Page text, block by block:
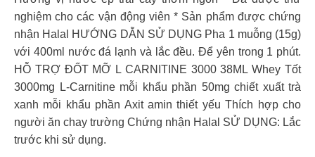
nghiệm cho các vận động viên * Sản phẩm được chứng
nhận Halal HƯỚNG DẪN SỬ DỤNG Pha 1 muỗng (15g)
với 400ml nước đá lạnh và lắc đều. Để yên trong 1 phút.
HỖ TRỢ ĐỐT MỠ L CARNITINE 3000 38ML Whey Tốt
3000mg L-Carnitine mỗi khẩu phần 50mg chiết xuất trà
xanh mỗi khẩu phần Axit amin thiết yếu Thích hợp cho
người ăn chay trường Chứng nhận Halal SỬ DỤNG: Lắc
trước khi sử dụng.